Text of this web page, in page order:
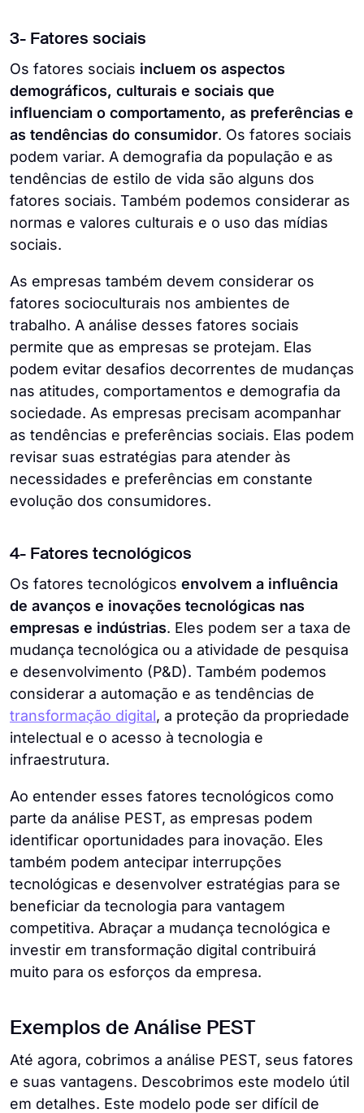
3- Fatores sociais
Os fatores sociais incluem os aspectos
demográficos, culturais e sociais que
influenciam o comportamento, as preferências e
as tendências do consumidor. Os fatores sociais
podem variar. A demografia da população e as
tendências de estilo de vida são alguns dos
fatores sociais. Também podemos considerar as
normas e valores culturais e o uso das mídias
sociais.
As empresas também devem considerar os
fatores socioculturais nos ambientes de
trabalho. A análise desses fatores sociais
permite que as empresas se protejam. Elas
podem evitar desafios decorrentes de mudanças
nas atitudes, comportamentos e demografia da
sociedade. As empresas precisam acompanhar
as tendências e preferências sociais. Elas podem
revisar suas estratégias para atender às
necessidades e preferências em constante
evolução dos consumidores.
4- Fatores tecnológicos
Os fatores tecnológicos envolvem a influência
de avanços e inovações tecnológicas nas
empresas e indústrias. Eles podem ser a taxa de
mudança tecnológica ou a atividade de pesquisa
e desenvolvimento (P&D). Também podemos
considerar a automação e as tendências de
transformação digital, a proteção da propriedade
intelectual e o acesso à tecnologia e
infraestrutura.
Ao entender esses fatores tecnológicos como
parte da análise PEST, as empresas podem
identificar oportunidades para inovação. Eles
também podem antecipar interrupções
tecnológicas e desenvolver estratégias para se
beneficiar da tecnologia para vantagem
competitiva. Abraçar a mudança tecnológica e
investir em transformação digital contribuirá
muito para os esforços da empresa.
Exemplos de Análise PEST
Até agora, cobrimos a análise PEST, seus fatores
e suas vantagens. Descobrimos este modelo útil
em detalhes. Este modelo pode ser difícil de